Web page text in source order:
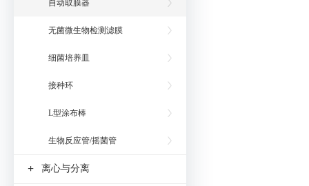
自动取膜器
无菌微生物检测滤膜
细菌培养皿
接种环
L型涂布棒
生物反应管/摇菌管
+ 离心与分离